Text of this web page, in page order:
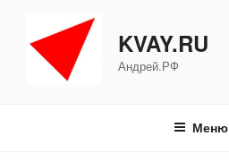
содержимому
KVAY.RU
Андрей.РФ
Меню